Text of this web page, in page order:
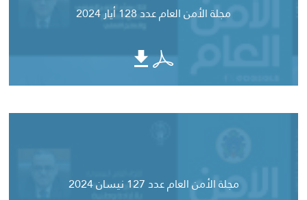
مجلة الأمن العام عدد 128 أيار 2024
مجلة الأمن العام عدد 127 نيسان 2024